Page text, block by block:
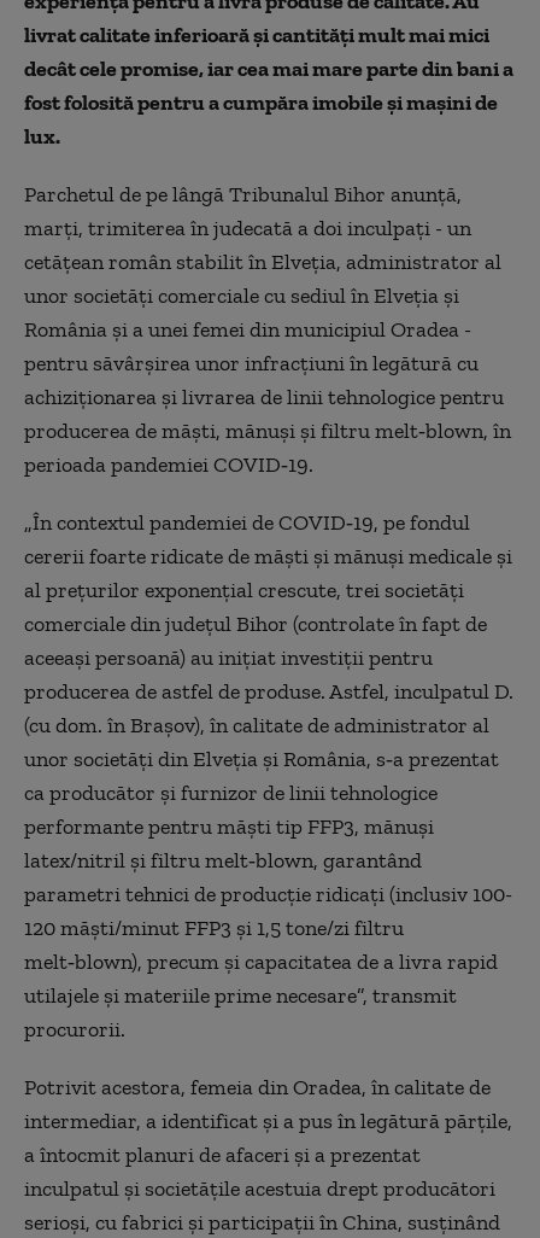
livrat calitate inferioară şi cantităţi mult mai mici
decât cele promise, iar cea mai mare parte din bani a
fost folosită pentru a cumpăra imobile şi maşini de
lux.
Parchetul de pe lângă Tribunalul Bihor anunţă,
marţi, trimiterea în judecată a doi inculpaţi - un
cetăţean român stabilit în Elveţia, administrator al
unor societăţi comerciale cu sediul în Elveţia şi
România şi a unei femei din municipiul Oradea -
pentru săvârşirea unor infracţiuni în legătură cu
achiziţionarea şi livrarea de linii tehnologice pentru
producerea de măşti, mănuşi şi filtru melt‑blown, în
perioada pandemiei COVID‑19.
„În contextul pandemiei de COVID‑19, pe fondul
cererii foarte ridicate de măşti şi mănuşi medicale şi
al preţurilor exponenţial crescute, trei societăţi
comerciale din judeţul Bihor (controlate în fapt de
aceeaşi persoană) au iniţiat investiţii pentru
producerea de astfel de produse. Astfel, inculpatul D.
(cu dom. în Braşov), în calitate de administrator al
unor societăţi din Elveţia şi România, s‑a prezentat
ca producător şi furnizor de linii tehnologice
performante pentru măşti tip FFP3, mănuşi
latex/nitril şi filtru melt‑blown, garantând
parametri tehnici de producţie ridicaţi (inclusiv 100-
120 măşti/minut FFP3 şi 1,5 tone/zi filtru
melt‑blown), precum şi capacitatea de a livra rapid
utilajele şi materiile prime necesare”, transmit
procurorii.
Potrivit acestora, femeia din Oradea, în calitate de
intermediar, a identificat şi a pus în legătură părţile,
a întocmit planuri de afaceri şi a prezentat
inculpatul şi societăţile acestuia drept producători
serioşi, cu fabrici şi participaţii în China, susţinând